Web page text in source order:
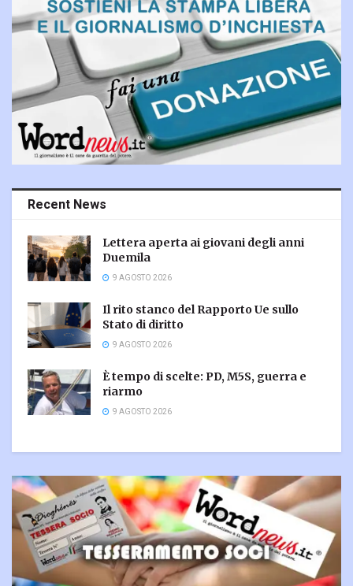
Recent News
Lettera aperta ai giovani degli anni
Duemila
9 AGOSTO 2026
Il rito stanco del Rapporto Ue sullo
Stato di diritto
9 AGOSTO 2026
È tempo di scelte: PD, M5S, guerra e
riarmo
9 AGOSTO 2026